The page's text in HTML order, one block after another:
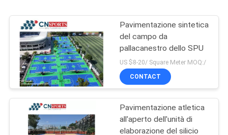
Pavimentazione sintetica
del campo da
pallacanestro dello SPU
US $8-20/ Square Meter MOQ:/
CONTACT
Pavimentazione atletica
all'aperto dell'unità di
elaborazione del silicio